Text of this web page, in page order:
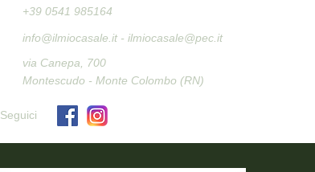
+39 0541 985164
info@ilmiocasale.it - ilmiocasale@pec.it
via Canepa, 700
Montescudo - Monte Colombo (RN)
Seguici​